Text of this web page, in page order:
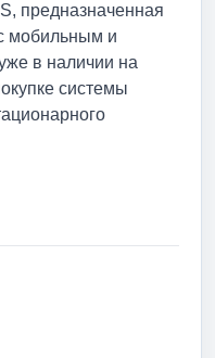
предназначенная
мобильным и
в наличии на
системы